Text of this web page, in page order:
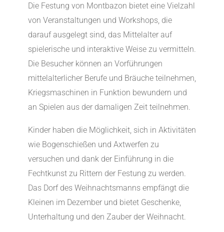
Die Festung von Montbazon bietet eine Vielzahl
von Veranstaltungen und Workshops, die
darauf ausgelegt sind, das Mittelalter auf
spielerische und interaktive Weise zu vermitteln.
Die Besucher können an Vorführungen
mittelalterlicher Berufe und Bräuche teilnehmen,
Kriegsmaschinen in Funktion bewundern und
an Spielen aus der damaligen Zeit teilnehmen.
Kinder haben die Möglichkeit, sich in Aktivitäten
wie Bogenschießen und Axtwerfen zu
versuchen und dank der Einführung in die
Fechtkunst zu Rittern der Festung zu werden.
Das Dorf des Weihnachtsmanns empfängt die
Kleinen im Dezember und bietet Geschenke,
Unterhaltung und den Zauber der Weihnacht.